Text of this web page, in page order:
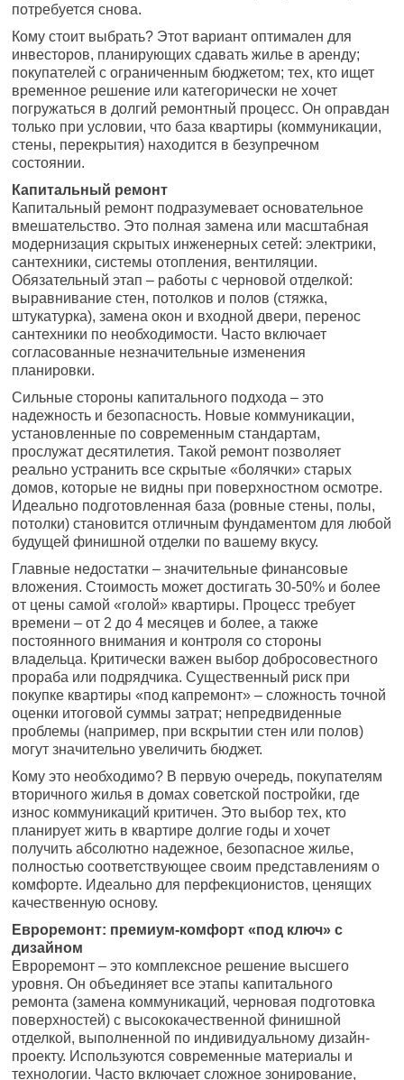
потребуется снова.
Кому стоит выбрать? Этот вариант оптимален для
инвесторов, планирующих сдавать жилье в аренду;
покупателей с ограниченным бюджетом; тех, кто ищет
временное решение или категорически не хочет
погружаться в долгий ремонтный процесс. Он оправдан
только при условии, что база квартиры (коммуникации,
стены, перекрытия) находится в безупречном
состоянии.
Капитальный ремонт
Капитальный ремонт подразумевает основательное
вмешательство. Это полная замена или масштабная
модернизация скрытых инженерных сетей: электрики,
сантехники, системы отопления, вентиляции.
Обязательный этап – работы с черновой отделкой:
выравнивание стен, потолков и полов (стяжка,
штукатурка), замена окон и входной двери, перенос
сантехники по необходимости. Часто включает
согласованные незначительные изменения
планировки.
Сильные стороны капитального подхода – это
надежность и безопасность. Новые коммуникации,
установленные по современным стандартам,
прослужат десятилетия. Такой ремонт позволяет
реально устранить все скрытые «болячки» старых
домов, которые не видны при поверхностном осмотре.
Идеально подготовленная база (ровные стены, полы,
потолки) становится отличным фундаментом для любой
будущей финишной отделки по вашему вкусу.
Главные недостатки – значительные финансовые
вложения. Стоимость может достигать 30-50% и более
от цены самой «голой» квартиры. Процесс требует
времени – от 2 до 4 месяцев и более, а также
постоянного внимания и контроля со стороны
владельца. Критически важен выбор добросовестного
прораба или подрядчика. Существенный риск при
покупке квартиры «под капремонт» – сложность точной
оценки итоговой суммы затрат; непредвиденные
проблемы (например, при вскрытии стен или полов)
могут значительно увеличить бюджет.
Кому это необходимо? В первую очередь, покупателям
вторичного жилья в домах советской постройки, где
износ коммуникаций критичен. Это выбор тех, кто
планирует жить в квартире долгие годы и хочет
получить абсолютно надежное, безопасное жилье,
полностью соответствующее своим представлениям о
комфорте. Идеально для перфекционистов, ценящих
качественную основу.
Евроремонт: премиум-комфорт «под ключ» с
дизайном
Евроремонт – это комплексное решение высшего
уровня. Он объединяет все этапы капитального
ремонта (замена коммуникаций, черновая подготовка
поверхностей) с высококачественной финишной
отделкой, выполненной по индивидуальному дизайн-
проекту. Используются современные материалы и
технологии. Часто включает сложное зонирование,